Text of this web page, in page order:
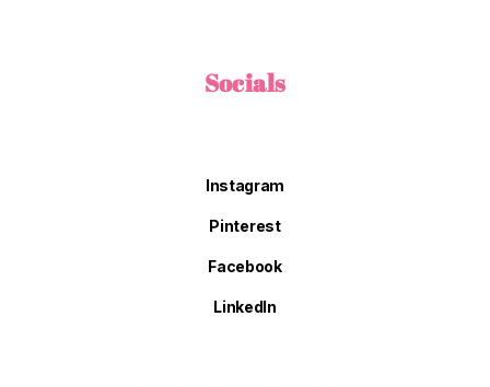
Socials
Instagram
Pinterest
Facebook
LinkedIn